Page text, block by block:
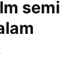
semi